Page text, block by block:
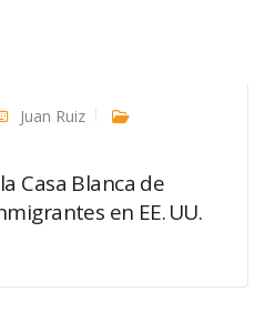
Juan Ruiz
Casa Blanca de
en EE. UU.